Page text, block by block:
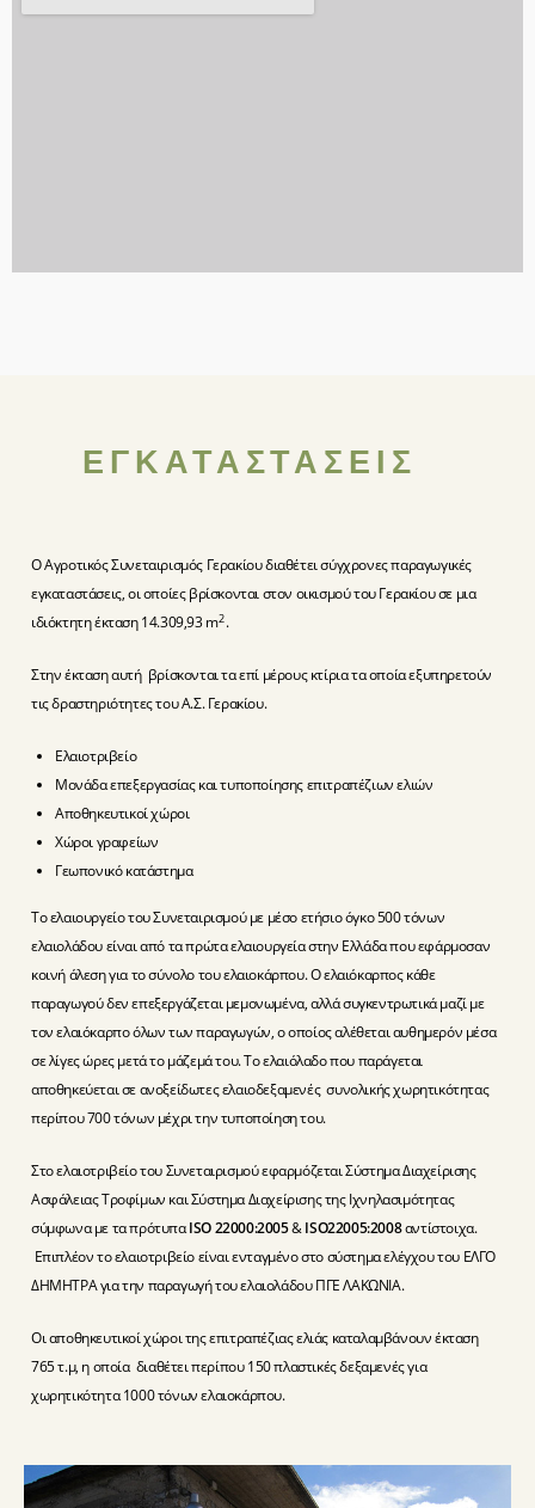
ΕΓΚΑΤΑΣΤΑΣΕΙΣ
Ο Αγροτικός Συνεταιρισμός Γερακίου διαθέτει σύγχρονες παραγωγικές
εγκαταστάσεις, οι οποίες βρίσκονται στον οικισμού του Γερακίου σε μια
ιδιόκτητη έκταση 14.309,93 m2.
Στην έκταση αυτή βρίσκονται τα επί μέρους κτίρια τα οποία εξυπηρετούν
τις δραστηριότητες του Α.Σ. Γερακίου.
Ελαιοτριβείο
Μονάδα επεξεργασίας και τυποποίησης επιτραπέζιων ελιών
Αποθηκευτικοί χώροι
Χώροι γραφείων
Γεωπονικό κατάστημα
Το ελαιουργείο του Συνεταιρισμού με μέσο ετήσιο όγκο 500 τόνων
ελαιολάδου είναι από τα πρώτα ελαιουργεία στην Ελλάδα που εφάρμοσαν
κοινή άλεση για το σύνολο του ελαιοκάρπου. O ελαιόκαρπος κάθε
παραγωγού δεν επεξεργάζεται μεμονωμένα, αλλά συγκεντρωτικά μαζί με
τον ελαιόκαρπο όλων των παραγωγών, ο οποίος αλέθεται αυθημερόν μέσα
σε λίγες ώρες μετά το μάζεμά του. Το ελαιόλαδο που παράγεται
αποθηκεύεται σε ανοξείδωτες ελαιοδεξαμενές συνολικής χωρητικότητας
περίπου 700 τόνων μέχρι την τυποποίηση του.
Στο ελαιοτριβείο του Συνεταιρισμού εφαρμόζεται Σύστημα Διαχείρισης
Ασφάλειας Τροφίμων και Σύστημα Διαχείρισης της Ιχνηλασιμότητας
σύμφωνα με τα πρότυπαISO 22000:2005&ISO22005:2008αντίστοιχα.
Επιπλέον το ελαιοτριβείο είναι ενταγμένο στο σύστημα ελέγχου του ΕΛΓΟ
ΔΗΜΗΤΡΑ για την παραγωγή του ελαιολάδου ΠΓΕ ΛΑΚΩΝΙΑ.
Οι αποθηκευτικοί χώροι της επιτραπέζιας ελιάς καταλαμβάνουν έκταση
765 τ.μ, η οποία διαθέτει περίπου 150 πλαστικές δεξαμενές για
χωρητικότητα 1000 τόνων ελαιοκάρπου.